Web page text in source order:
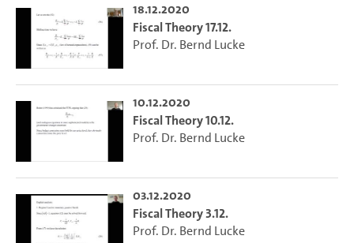
18.12.2020
Fiscal Theory 17.12.
Prof. Dr. Bernd Lucke
10.12.2020
Fiscal Theory 10.12.
Prof. Dr. Bernd Lucke
03.12.2020
Fiscal Theory 3.12.
Prof. Dr. Bernd Lucke